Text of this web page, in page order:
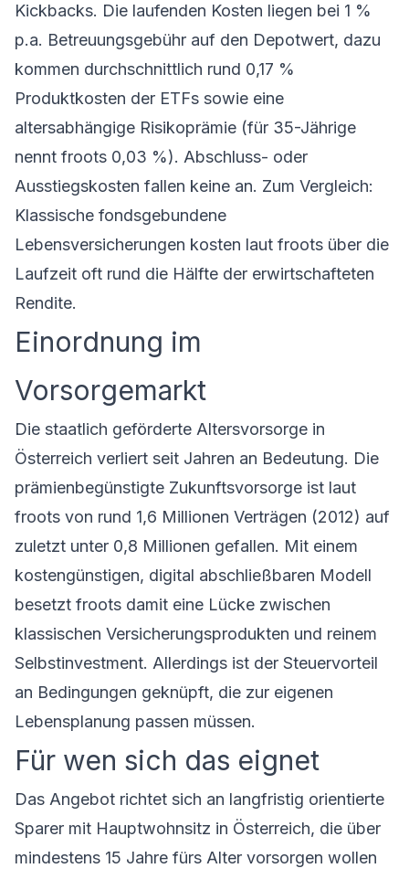
Kickbacks. Die laufenden Kosten liegen bei 1 %
p.a. Betreuungsgebühr auf den Depotwert, dazu
kommen durchschnittlich rund 0,17 %
Produktkosten der ETFs sowie eine
altersabhängige Risikoprämie (für 35-Jährige
nennt froots 0,03 %). Abschluss- oder
Ausstiegskosten fallen keine an. Zum Vergleich:
Klassische fondsgebundene
Lebensversicherungen kosten laut froots über die
Laufzeit oft rund die Hälfte der erwirtschafteten
Rendite.
Einordnung im
Vorsorgemarkt
Die staatlich geförderte Altersvorsorge in
Österreich verliert seit Jahren an Bedeutung. Die
prämienbegünstigte Zukunftsvorsorge ist laut
froots von rund 1,6 Millionen Verträgen (2012) auf
zuletzt unter 0,8 Millionen gefallen. Mit einem
kostengünstigen, digital abschließbaren Modell
besetzt froots damit eine Lücke zwischen
klassischen Versicherungsprodukten und reinem
Selbstinvestment. Allerdings ist der Steuervorteil
an Bedingungen geknüpft, die zur eigenen
Lebensplanung passen müssen.
Für wen sich das eignet
Das Angebot richtet sich an langfristig orientierte
Sparer mit Hauptwohnsitz in Österreich, die über
mindestens 15 Jahre fürs Alter vorsorgen wollen